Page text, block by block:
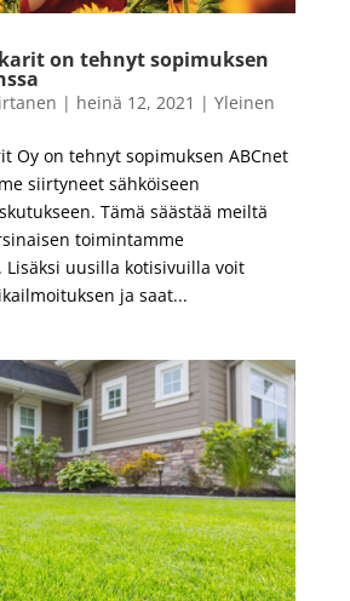
on tehnyt sopimuksen
| heinä 12, 2021 | Yleinen
Oy on tehnyt sopimuksen ABCnet
siirtyneet sähköiseen
Tämä säästää meiltä
toimintamme
Lisäksi uusilla kotisivuilla voit
ja saat...